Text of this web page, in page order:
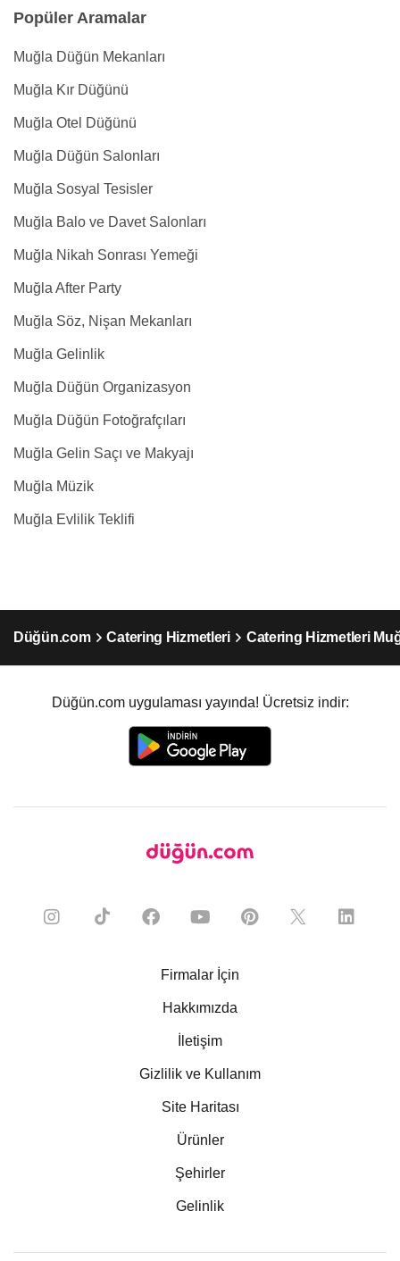
Popüler Aramalar
Muğla Düğün Mekanları
Muğla Kır Düğünü
Muğla Otel Düğünü
Muğla Düğün Salonları
Muğla Sosyal Tesisler
Muğla Balo ve Davet Salonları
Muğla Nikah Sonrası Yemeği
Muğla After Party
Muğla Söz, Nişan Mekanları
Muğla Gelinlik
Muğla Düğün Organizasyon
Muğla Düğün Fotoğrafçıları
Muğla Gelin Saçı ve Makyajı
Muğla Müzik
Muğla Evlilik Teklifi
Düğün.com Catering Hizmetleri Catering Hizmetleri
Düğün.com uygulaması yayında! Ücretsiz indir:
Firmalar İçin
Hakkımızda
İletişim
Gizlilik ve Kullanım
Site Haritası
Ürünler
Şehirler
Gelinlik